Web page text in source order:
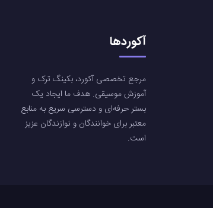
آکوردها
مرجع تخصصی آکورد، بکینگ ترک و
آموزش موسیقی. هدف ما ایجاد یک
بستر حرفه‌ای و دسترسی سریع به منابع
معتبر برای خوانندگان و نوازندگان عزیز
است.